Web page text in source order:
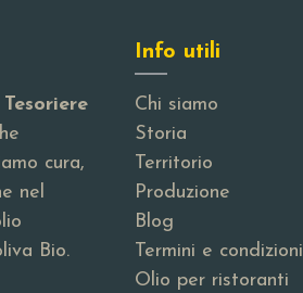
cura,
nel
Bio.
Info utili
Chi siamo
Storia
Territorio
Produzione
Blog
Termini e condizioni
Olio per ristoranti